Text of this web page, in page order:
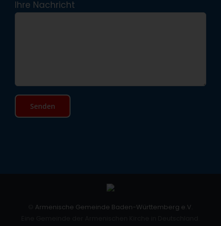
Ihre Nachricht
Armenische Gemeinde Baden-Württemberg e.V.